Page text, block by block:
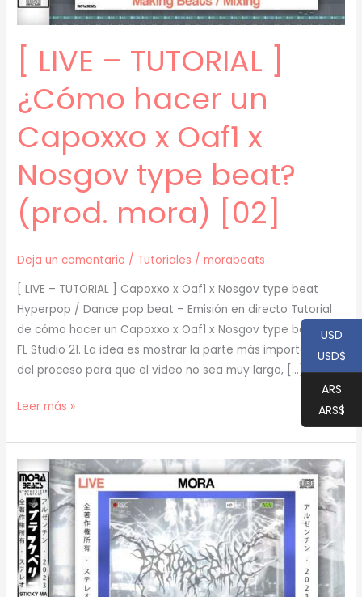
[ LIVE – TUTORIAL ]
¿Cómo hacer un
Capoxxo x Oaf1 x
Nosgov type beat?
(prod. mora) [02]
Deja un comentario / Tutoriales /morabeats
[ LIVE – TUTORIAL ] Capoxxo x Oaf1 x Nosgov type beat
Hyperpop / Dance pop beat – Emisión en directo Tutorial
de cómo hacer un Capoxxo x Oaf1 x Nosgov type beat en
FL Studio 21. La idea es mostrar la parte más importante
del proceso para que el video no sea muy largo, […]
[
–
TUTORIAL
]
¿Cómo
hacer
un
Capoxxo
x
Leer más »
USD
USD$
ARS
ARS$